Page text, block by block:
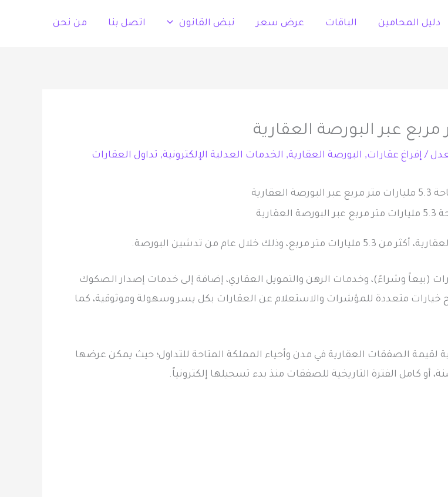
دليل المحامين الباقات عرض سعر نبض القانون اتصل بنا من نحن
/ إفراغ عقارات, البورصة العقارية, الخدمات العدلية الإلكترونية, تداول العقارات
عام من تدشين البورصة.
(بيعاً وشراءً)، وخدمات الرهن والتمويل العقاري، إضافة إلى خدمات إصدار الصكوك
خيارات متعددة للمؤشرات والاستعلام عن العقارات بكل يسر وسهولة وموثوقية، كما
لقيمة الصفقات العقارية في مدن وأحياء المملكة المتاحة للتداول؛ حيث يمكن عرضها
أو كامل الفترة التاريخية للصفقات منذ بدء تسجيلها إلكترونياً.